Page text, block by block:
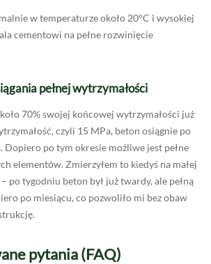
w temperaturze około 20°C i wysokiej
cementowi na pełne rozwinięcie
pełnej wytrzymałości
70% swojej końcowej wytrzymałości już
czyli 15 MPa, beton osiągnie po
Dopiero po tym okresie możliwe jest pełne
elementów. Zmierzyłem to kiedyś na małej
po tygodniu beton był już twardy, ale pełną
po miesiącu, co pozwoliło mi bez obaw
pytania (FAQ)